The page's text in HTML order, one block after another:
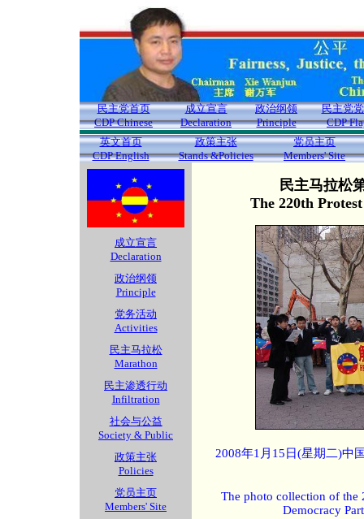
民主党首页
CDP Chinese
成立宣言
Declaration
政治纲领
Principle
民主党
CDP
英文首页
CDP English
政策主张
Stands &Policies
党员主页
Members' Site
成立宣言
Declaration
政治纲领
Principle
党务活动
Activities
民主马拉松
Marathon
民主渗透行动
Infiltration
社会与公益
Society & Public
政策主张
Policies
党员主页
Members' Site
民主马拉松
The 220th
2008年1月15日(星期二)中
The photo collection of the
Democracy